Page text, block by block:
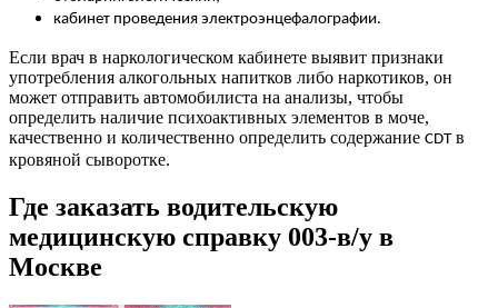
кабинет проведения электроэнцефалографии.
Если врач в наркологическом кабинете выявит признаки
употребления алкогольных напитков либо наркотиков, он
может отправить автомобилиста на анализы, чтобы
определить наличие психоактивных элементов в моче,
качественно и количественно определить содержание CDTв
кровяной сыворотке.
Где заказать водительскую
медицинскую справку 003-в/у в
Москве